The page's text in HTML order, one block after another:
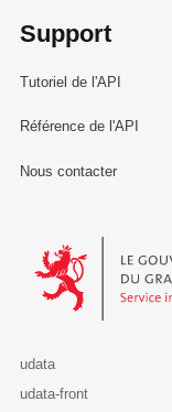
Support
Tutoriel de l'API
Référence de l'API
Nous contacter
Le Gouvernement
udata
udata-front